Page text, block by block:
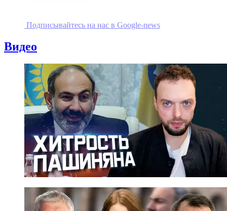
Подписывайтесь на наc в Google-news
Видео